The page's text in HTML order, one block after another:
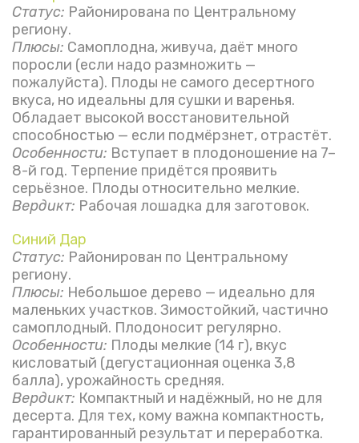
Статус: Районирована по Центральному
региону.
Плюсы: Самоплодна, живуча, даёт много
поросли (если надо размножить —
пожалуйста). Плоды не самого десертного
вкуса, но идеальны для сушки и варенья.
Обладает высокой восстановительной
способностью — если подмёрзнет, отрастёт.
Особенности: Вступает в плодоношение на 7–
8-й год. Терпение придётся проявить
серьёзное. Плоды относительно мелкие.
Вердикт: Рабочая лошадка для заготовок.
Синий Дар
Статус: Районирован по Центральному
региону.
Плюсы: Небольшое дерево — идеально для
маленьких участков. Зимостойкий, частично
самоплодный. Плодоносит регулярно.
Особенности: Плоды мелкие (14 г), вкус
кисловатый (дегустационная оценка 3,8
балла), урожайность средняя.
Вердикт: Компактный и надёжный, но не для
десерта. Для тех, кому важна компактность,
гарантированный результат и переработка.